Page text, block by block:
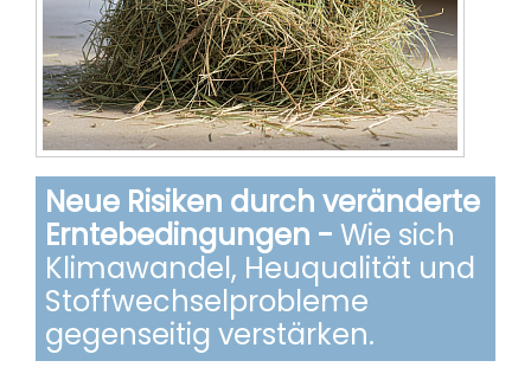
Neue Risiken durch veränderte
Erntebedingungen - Wie sich
Klimawandel, Heuqualität und
Stoffwechselprobleme
gegenseitig verstärken.